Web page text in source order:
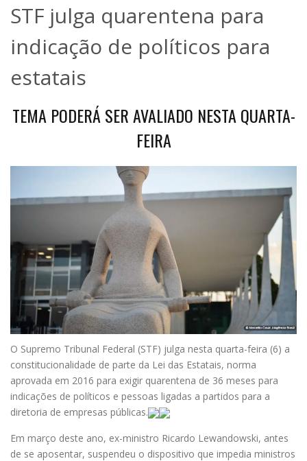
STF julga quarentena para
indicação de políticos para
estatais
TEMA PODERÁ SER AVALIADO NESTA QUARTA-
FEIRA
O Supremo Tribunal Federal (STF) julga nesta quarta-feira (6) a
constitucionalidade de parte da Lei das Estatais, norma
aprovada em 2016 para exigir quarentena de 36 meses para
indicações de políticos e pessoas ligadas a partidos para a
diretoria de empresas públicas.
Em março deste ano, ex-ministro Ricardo Lewandowski, antes
de se aposentar, suspendeu o dispositivo que impedia ministros